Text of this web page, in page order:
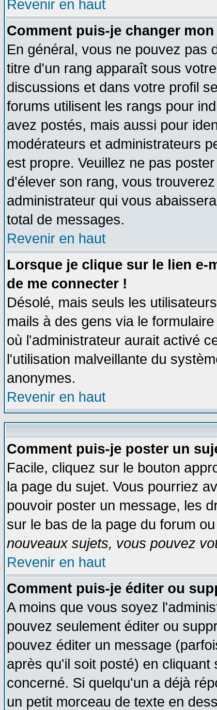
Revenir en haut
Comment puis-je changer
En général, vous ne pouvez pas
titre d'un rang apparaît sous
discussions et dans votre profil
forums utilisent les rangs pour
avez postés, mais aussi pour
modérateurs et administrateurs
est propre. Veuillez ne pas
d'élever son rang, vous
administrateur qui vous
total de messages.
Revenir en haut
Lorsque je clique sur le lien e-
de me connecter !
Désolé, mais seuls les
mails à des gens via le
où l'administrateur aurait activé
l'utilisation malveillante du
anonymes.
Revenir en haut
Comment puis-je poster un
Facile, cliquez sur le bouton
la page du sujet. Vous pourriez
pouvoir poster un message, les
sur le bas de la page du forum
nouveaux sujets, vous pouvez
Revenir en haut
Comment puis-je éditer ou
A moins que vous soyez
pouvez seulement éditer ou
pouvez éditer un message
après qu'il soit posté) en
concerné. Si quelqu'un a déjà
un petit morceau de texte en